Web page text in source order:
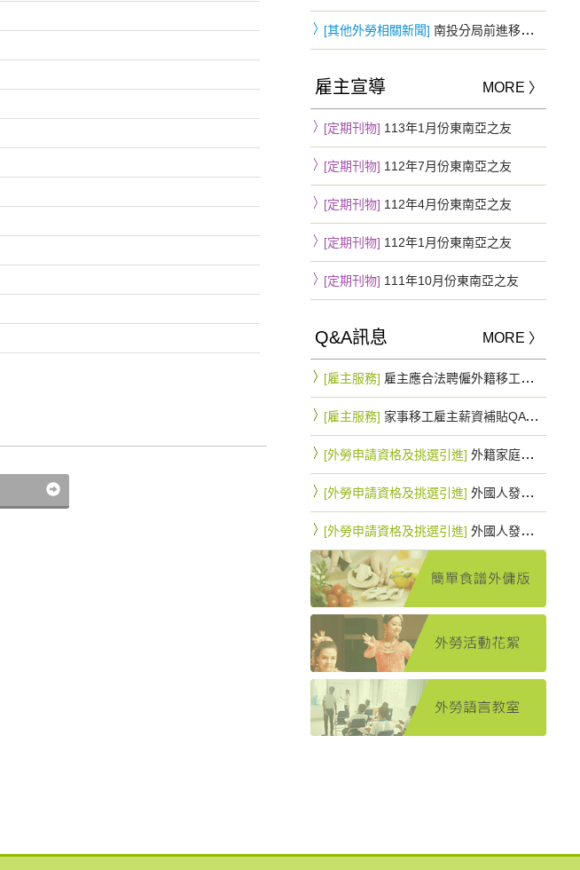
[其他外勞相關新聞] 南投分局前進移工宿舍防詐 四國語言同步宣導提升自我保護力
雇主宣導 MORE 〉
[定期刊物] 113年1月份東南亞之友
[定期刊物] 112年7月份東南亞之友
[定期刊物] 112年4月份東南亞之友
[定期刊物] 112年1月份東南亞之友
[定期刊物] 111年10月份東南亞之友
Q&A訊息 MORE 〉
[雇主服務] 雇主應合法聘僱外籍移工，一旦查獲將罰緩15~75萬不等
[雇主服務] 家事移工雇主薪資補貼QA 最高可拿10.8萬元
[外勞申請資格及挑選引進] 外籍家庭幫傭與外籍家庭看護工因行蹤不明申請遞補之規定是否相同？
[外勞申請資格及挑選引進] 外國人發生行蹤不明經依規定通知入出國管理機關及警察機關滿3個月仍未查獲者，雇主得否以該名額直接辦理外國人之重新招募入國引進？
[外勞申請資格及挑選引進] 外國人發生行蹤不明經依規定通知入出國管理機關及警察機關滿3個月仍未查獲者，應如何申請遞補外國人？